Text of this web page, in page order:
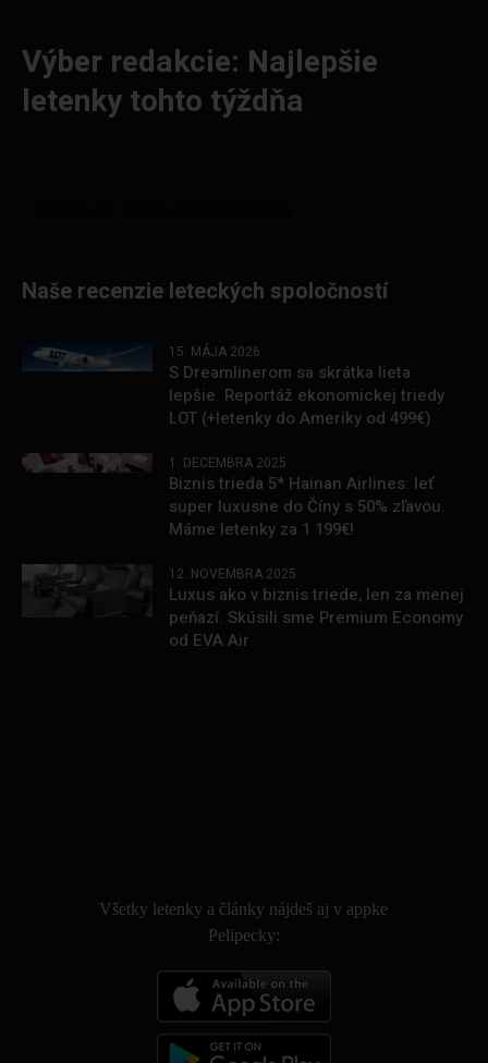
Výber redakcie: Najlepšie
letenky tohto týždňa
Naše recenzie leteckých spoločností
15. MÁJA 2026
S Dreamlinerom sa skrátka lieta
lepšie. Reportáž ekonomickej triedy
LOT (+letenky do Ameriky od 499€)
1. DECEMBRA 2025
Biznis trieda 5* Hainan Airlines: leť
super luxusne do Číny s 50% zľavou.
Máme letenky za 1 199€!
12. NOVEMBRA 2025
Luxus ako v biznis triede, len za menej
peňazí. Skúsili sme Premium Economy
od EVA Air
Všetky letenky a články nájdeš aj v appke
Pelipecky: